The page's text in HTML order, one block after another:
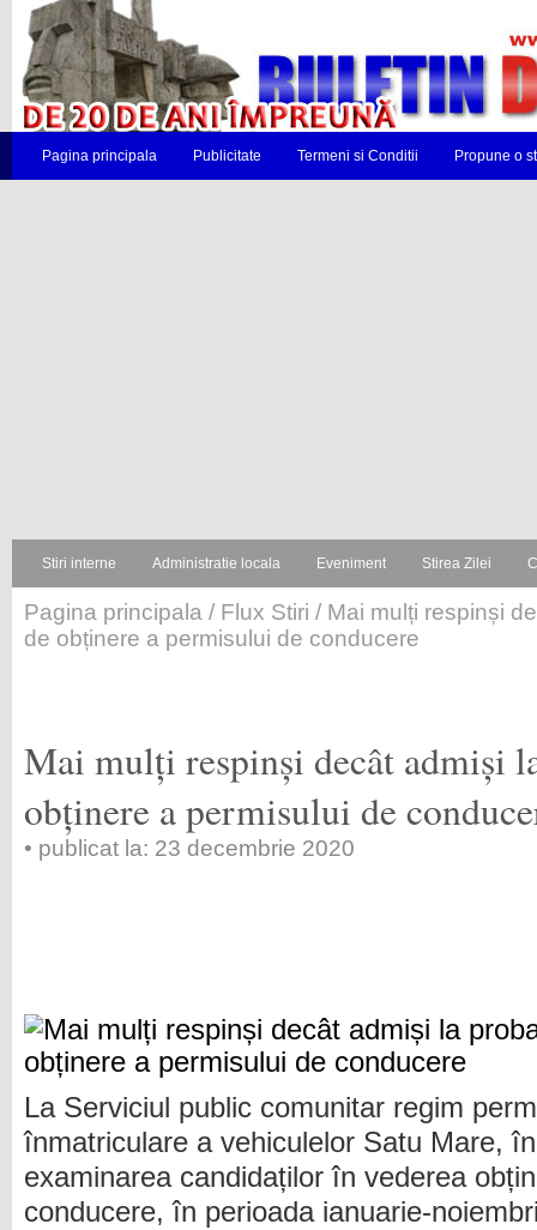
Pagina principala Publicitate Termeni si Conditii Propune o
Stiri interne Administratie locala Eveniment Stirea Zilei
Pagina principala / Flux Stiri / Mai mulți respinși
de obținere a permisului de conducere
Mai mulți respinși decât admiși
obținere a permisului de
• publicat la: 23 decembrie 2020
La Serviciul public comunitar regim
înmatriculare a vehiculelor Satu Mare,
examinarea candidaților în vederea
conducere, în perioada ianuarie-